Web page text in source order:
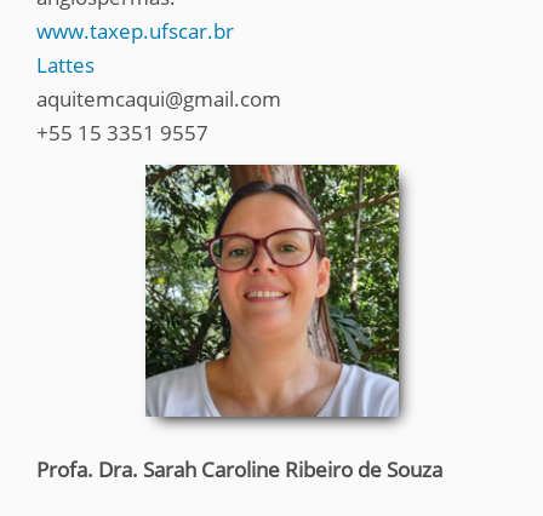
www.taxep.ufscar.br
Lattes
aquitemcaqui@gmail.com
+55 15 3351 9557
Profa. Dra. Sarah Caroline Ribeiro de Souza